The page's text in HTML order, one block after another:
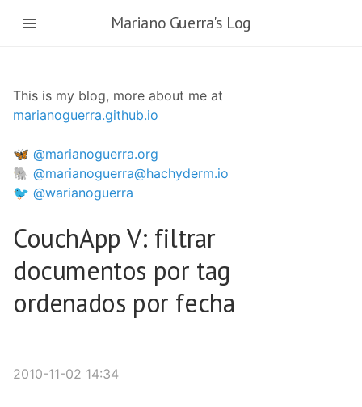
Mariano Guerra's Log
This is my blog, more about me at
marianoguerra.github.io
🦋 @marianoguerra.org
🐘 @marianoguerra@hachyderm.io
🐦 @warianoguerra
CouchApp V: filtrar
documentos por tag
ordenados por fecha
2010-11-02 14:34